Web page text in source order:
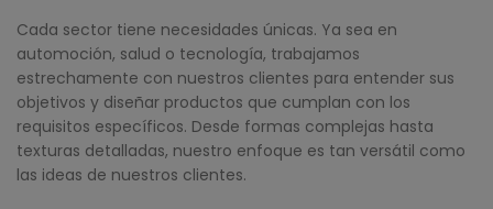
Cada sector tiene necesidades únicas. Ya sea en
automoción, salud o tecnología, trabajamos
estrechamente con nuestros clientes para entender sus
objetivos y diseñar productos que cumplan con los
requisitos específicos. Desde formas complejas hasta
texturas detalladas, nuestro enfoque es tan versátil como
las ideas de nuestros clientes.